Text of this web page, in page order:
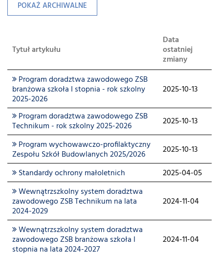
POKAŻ ARCHIWALNE
Tytuł artykułu
Data
ostatniej
zmiany
Program doradztwa zawodowego ZSB
branżowa szkoła I stopnia - rok szkolny
2025-2026
2025-10-13
Program doradztwa zawodowego ZSB
Technikum - rok szkolny 2025-2026
2025-10-13
Program wychowawczo-profilaktyczny
Zespołu Szkół Budowlanych 2025/2026
2025-10-13
Standardy ochrony małoletnich
2025-04-05
Wewnątrzszkolny system doradztwa
zawodowego ZSB Technikum na lata
2024-2029
2024-11-04
Wewnątrzszkolny system doradztwa
zawodowego ZSB branżowa szkoła I
stopnia na lata 2024-2027
2024-11-04